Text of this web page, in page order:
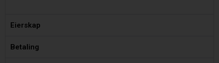
Eierskap
Betaling